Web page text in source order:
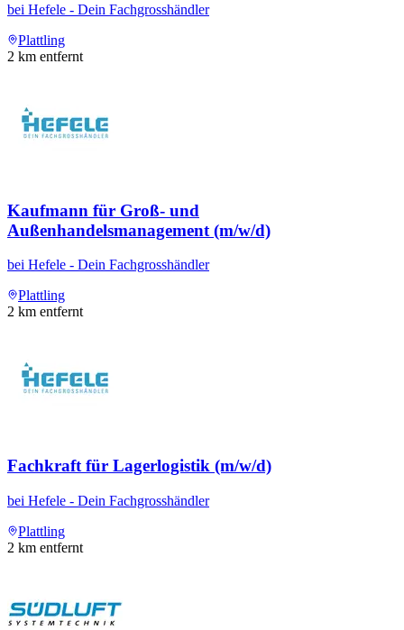
bei Hefele - Dein Fachgrosshändler
Plattling
2 km entfernt
Kaufmann für Groß- und
Außenhandelsmanagement (m/w/d)
bei Hefele - Dein Fachgrosshändler
Plattling
2 km entfernt
Fachkraft für Lagerlogistik (m/w/d)
bei Hefele - Dein Fachgrosshändler
Plattling
2 km entfernt